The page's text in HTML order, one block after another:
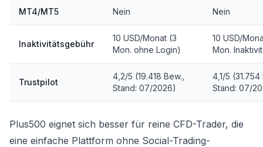
MT4/MT5 Nein Nein
Inaktivitätsgebühr
10 USD/Monat (3
Mon. ohne Login)
10 USD/
Mon.
Trustpilot
4,2/5 (19.418 Bew.,
Stand: 07/2026)
4,1/5 (31.754
Stand: 07/
Plus500 eignet sich besser für reine CFD-Trader, die
eine einfache Plattform ohne Social-Trading-